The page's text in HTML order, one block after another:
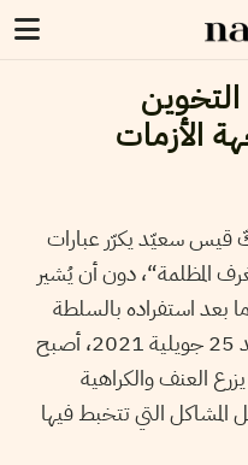
الأزمات
في 2019، لم ينفكّ قيس سعيّد يكرّر عبارات
المظلمة“، دون أن يُشير
بعد استفراده بالسلطة
وسيطرته على المشهد السياسي بعد 25 جويلية 2021، أصبح
العنف والكراهية
المشاكل التي تتخبط فيها